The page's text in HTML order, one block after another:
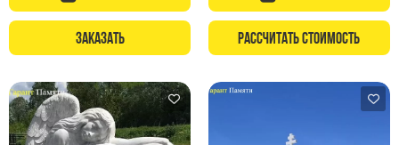
Памятники современные
Памятники стандартные
Памятники черные
Памятники со свечей
Памятники в виде дерева
Заказать Рассчитать стоимость